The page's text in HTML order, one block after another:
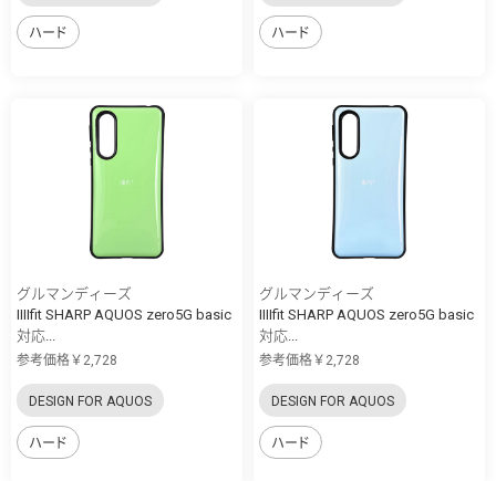
ハード ハード
グルマンディーズ
IIIIfit SHARP AQUOS zero5G basic
対応...
参考価格￥2,728
DESIGN FOR AQUOS
ハード
グルマンディーズ
IIIIfit SHARP AQUOS zero5G basic
対応...
参考価格￥2,728
DESIGN FOR AQUOS
ハード